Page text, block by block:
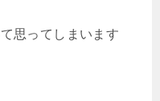
思ってしまいます